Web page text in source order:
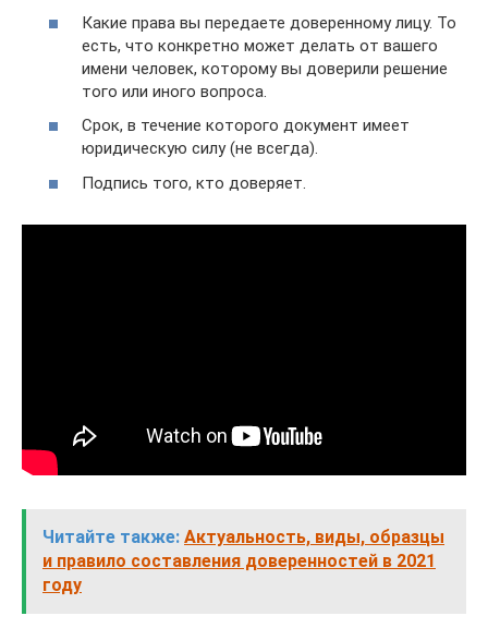
Какие права вы передаете доверенному лицу. То
есть, что конкретно может делать от вашего
имени человек, которому вы доверили решение
того или иного вопроса.
Срок, в течение которого документ имеет
юридическую силу (не всегда).
Подпись того, кто доверяет.
Читайте также: Актуальность, виды, образцы
и правило составления доверенностей в 2021
году